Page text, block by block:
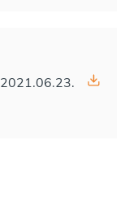
2021.06.23.